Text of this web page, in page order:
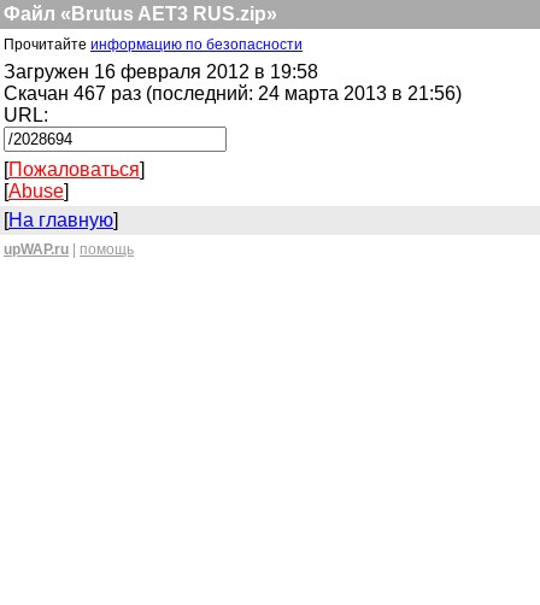
Файл «Brutus AET3 RUS.zip»
Прочитайте информацию по безопасности
Загружен 16 февраля 2012 в 19:58
Скачан 467 раз (последний: 24 марта 2013 в 21:56)
URL:
[Пожаловаться]
[Abuse]
[На главную]
upWAP.ru помощь